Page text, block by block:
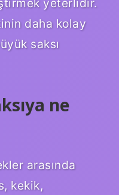
daha kolay
saksı
ne
arasında
kekik,